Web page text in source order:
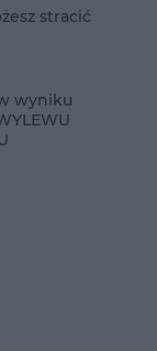
stracić
wyniku